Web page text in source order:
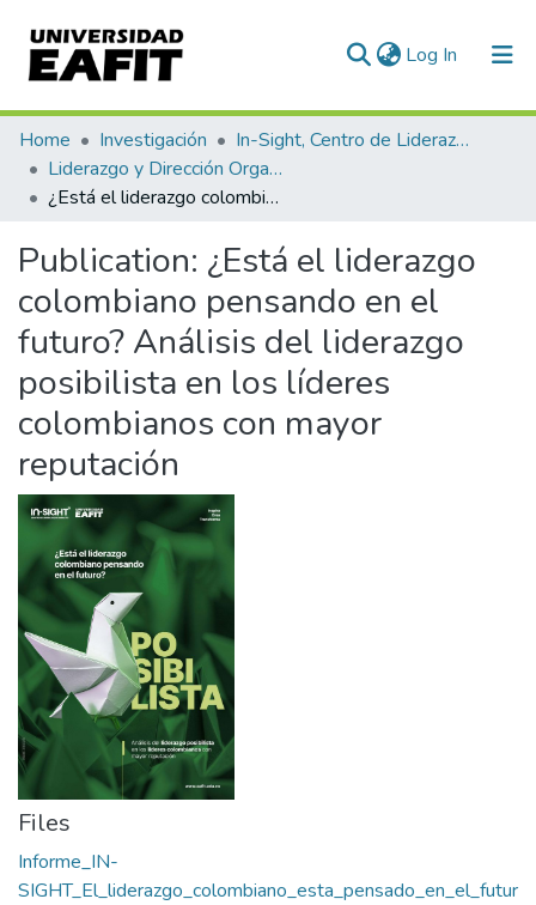
Log In (current)
Communities & Collections
All of DSpace
Home Investigación
In-Sight, Centro de Liderazgo de Impacto
Liderazgo y Dirección Organizacional
¿Está el liderazgo colombiano pensando en el futuro? Análisis del liderazgo posibilista en los líderes colombianos con mayor reputación
Publication: ¿Está el liderazgo
colombiano pensando en el
futuro? Análisis del liderazgo
posibilista en los líderes
colombianos con mayor
reputación
Files
Informe_IN-
SIGHT_El_liderazgo_colombiano_esta_pensado_en_el_futur